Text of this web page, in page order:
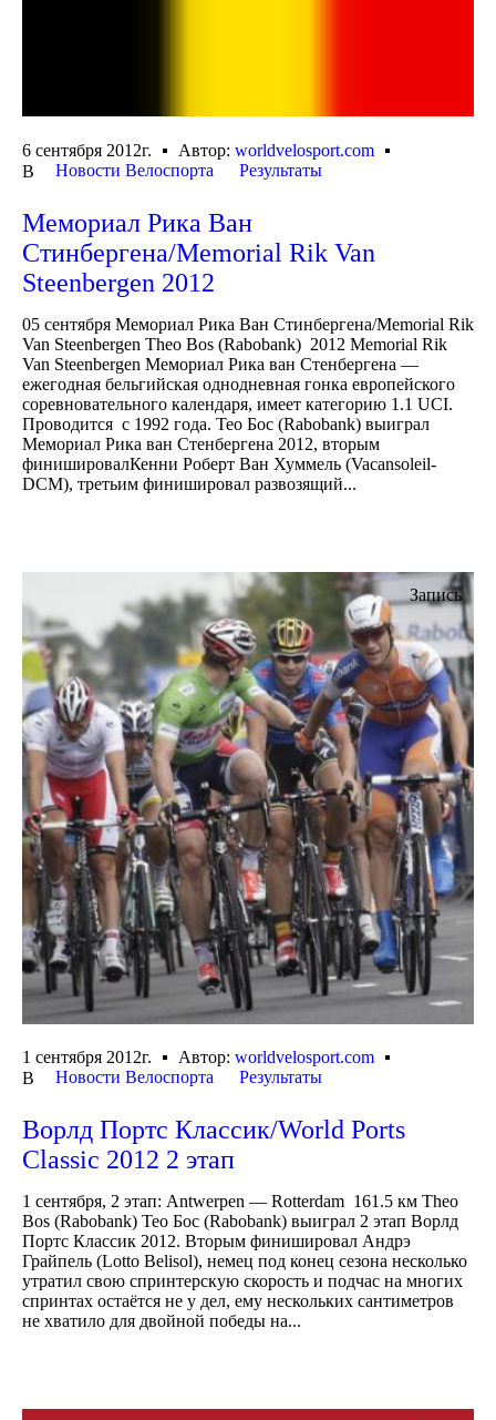
6 сентября 2012г. Автор: worldvelosport.com
В
Новости Велоспорта Результаты
Мемориал Рика Ван
Стинбергена/Memorial Rik Van
Steenbergen 2012
05 сентября Мемориал Рика Ван Стинбергена/Memorial Rik
Van Steenbergen Theo Bos (Rabobank) 2012 Memorial Rik
Van Steenbergen Мемориал Рика ван Стенбергена —
ежегодная бельгийская однодневная гонка европейского
соревновательного календаря, имеет категорию 1.1 UCI.
Проводится с 1992 года. Тео Бос (Rabobank) выиграл
Мемориал Рика ван Стенбергена 2012, вторым
финишировалКенни Роберт Ван Хуммель (Vacansoleil-
DCM), третьим финишировал развозящий...
Запись
1 сентября 2012г. Автор: worldvelosport.com
В
Новости Велоспорта Результаты
Ворлд Портс Классик/World Ports
Classic 2012 2 этап
1 сентября, 2 этап: Antwerpen — Rotterdam 161.5 км Theo
Bos (Rabobank) Тео Бос (Rabobank) выиграл 2 этап Ворлд
Портс Классик 2012. Вторым финишировал Андрэ
Грайпель (Lotto Belisol), немец под конец сезона несколько
утратил свою спринтерскую скорость и подчас на многих
спринтах остаётся не у дел, ему нескольких сантиметров
не хватило для двойной победы на...